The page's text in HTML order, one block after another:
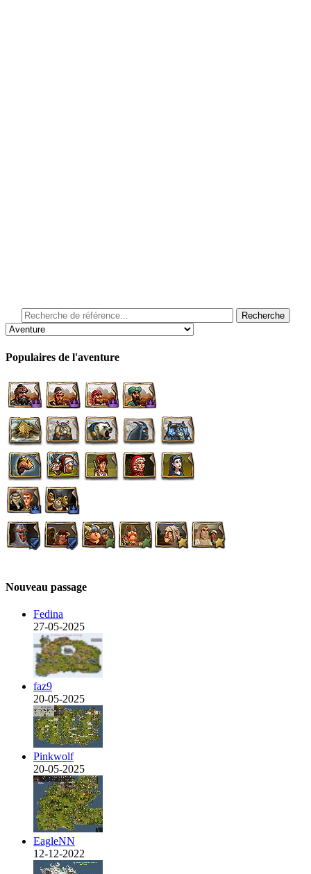
Populaires de l'aventure
Nouveau passage
Fedina
27-05-2025
faz9
20-05-2025
Pinkwolf
20-05-2025
EagleNN
12-12-2022